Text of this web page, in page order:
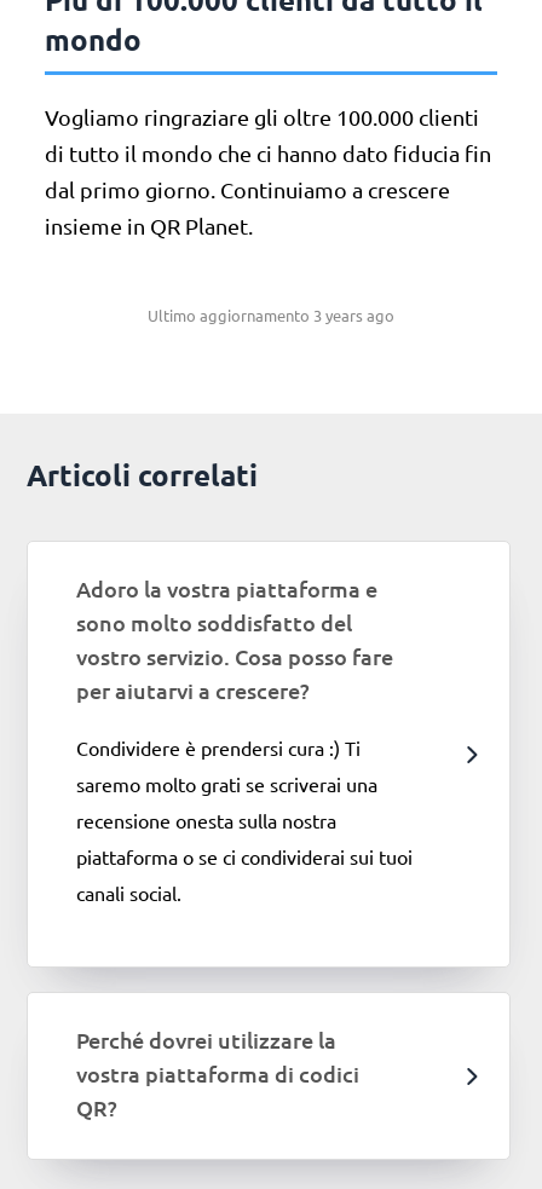
mondo
Vogliamo ringraziare gli oltre 100.000 clienti
di tutto il mondo che ci hanno dato fiducia fin
dal primo giorno. Continuiamo a crescere
insieme in QR Planet.
Ultimo aggiornamento 3 years ago
Articoli correlati
Adoro la vostra piattaforma e
sono molto soddisfatto del
vostro servizio. Cosa posso fare
per aiutarvi a crescere?
Condividere è prendersi cura :) Ti
saremo molto grati se scriverai una
recensione onesta sulla nostra
piattaforma o se ci condividerai sui tuoi
canali social.
Perché dovrei utilizzare la
vostra piattaforma di codici
QR?